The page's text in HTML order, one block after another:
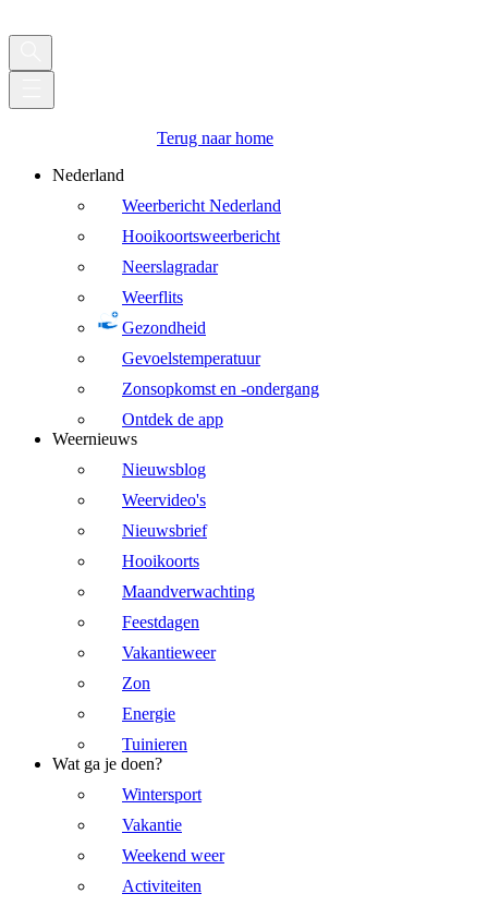
Terug naar home
Nederland
Weerbericht Nederland
Hooikoortsweerbericht
Neerslagradar
Weerflits
Gezondheid
Gevoelstemperatuur
Zonsopkomst en -ondergang
Ontdek de app
Weernieuws
Nieuwsblog
Weervideo's
Nieuwsbrief
Hooikoorts
Maandverwachting
Feestdagen
Vakantieweer
Zon
Energie
Tuinieren
Wat ga je doen?
Wintersport
Vakantie
Weekend weer
Activiteiten